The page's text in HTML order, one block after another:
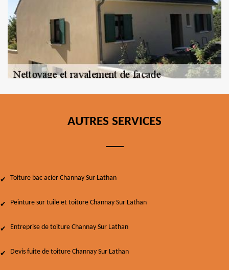
AUTRES SERVICES
Toiture bac acier Channay Sur Lathan
Peinture sur tuile et toiture Channay Sur Lathan
Entreprise de toiture Channay Sur Lathan
Devis fuite de toiture Channay Sur Lathan